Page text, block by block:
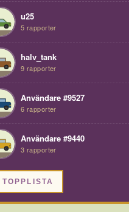
u25
5 rapporter
halv_tank
9 rapporter
Användare #9527
6 rapporter
Användare #9440
3 rapporter
TOPPLISTA